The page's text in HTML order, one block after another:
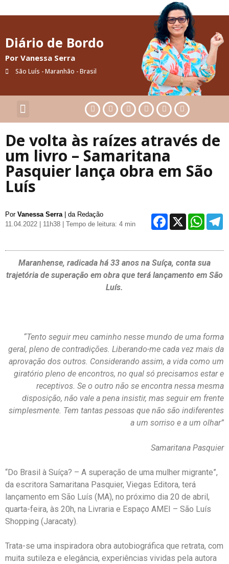
Diário de Bordo
Por Vanessa Serra
São Luís - Maranhão - Brasil
De volta às raízes através de
um livro – Samaritana
Pasquier lança obra em São
Luís
Por Vanessa Serra| da Redação
11.04.2022 | 11h38
| Tempo de leitura: 4 min X
Maranhense, radicada há 33 anos na Suíça, conta sua
trajetória de superação em obra que terá lançamento em São
Luís.
“Tento seguir meu caminho nesse mundo de uma forma
geral, pleno de contradições. Liberando-me cada vez mais da
aprovação dos outros. Considerando assim, a vida como um
giratório pleno de encontros, no qual só precisamos estar e
receptivos. Se o outro não se encontra nessa mesma
disposição, não vale a pena insistir, mas seguir em frente
simplesmente. Tem tantas pessoas que não são indiferentes
a um sorriso e a um olhar”
Samaritana Pasquier
“Do Brasil à Suíça? – A superação de uma mulher migrante”,
da escritora Samaritana Pasquier, Viegas Editora, terá
lançamento em São Luís (MA), no próximo dia 20 de abril,
quarta-feira, às 20h, na Livraria e Espaço AMEI – São Luís
Shopping (Jaracaty).
Trata-se uma inspiradora obra autobiográfica que retrata, com
muita sutileza e elegância, experiências vividas pela autora